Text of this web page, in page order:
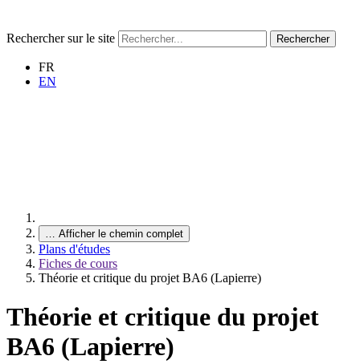
Rechercher sur le site Rechercher
FR
EN
… Afficher le chemin complet
Plans d'études
Fiches de cours
Théorie et critique du projet BA6 (Lapierre)
Théorie et critique du projet
BA6 (Lapierre)